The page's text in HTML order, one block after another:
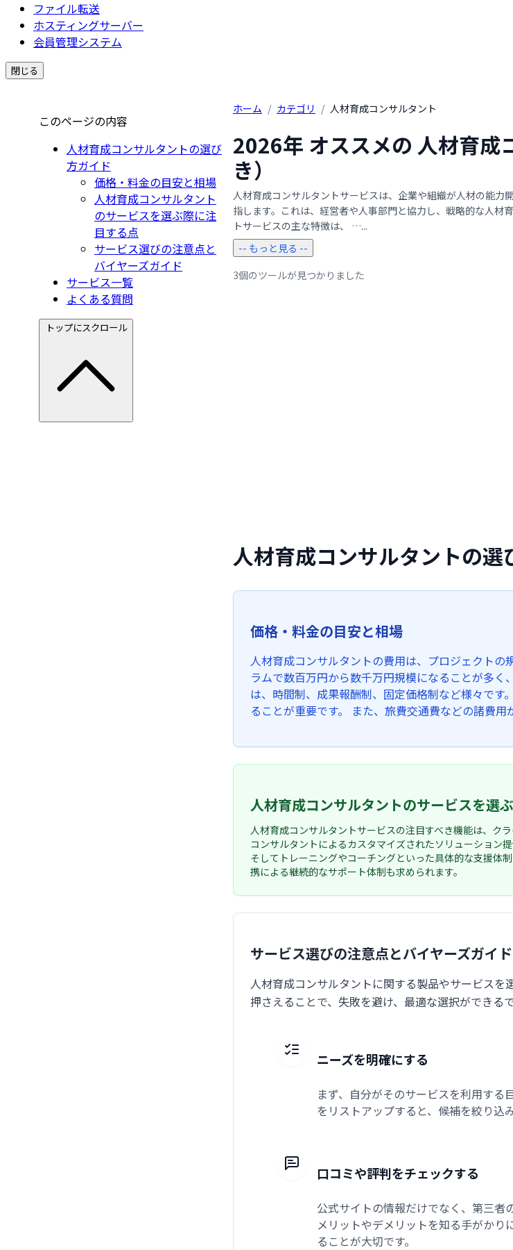
ファイル転送
ホスティングサーバー
会員管理システム
閉じる
このページの内容
人材育成コンサルタントの選び
方ガイド
価格・料金の目安と相場
人材育成コンサルタント
のサービスを選ぶ際に注
目する点
サービス選びの注意点と
バイヤーズガイド
サービス一覧
よくある質問
トップにスクロール
ホーム / カテゴリ / 人材育成コンサルタント
2026年 オススメの 人材育成
き）
人材育成コンサルタントサービスは、企業や組織が人材の能
指します。これは、経営者や人事部門と協力し、戦略的な人
トサービスの主な特徴は、 …...
-- もっと見る --
3個のツールが見つかりました
人材育成コンサルタントの選
価格・料金の目安と相場
人材育成コンサルタントの費用は、プロジェクト
ラムで数百万円から数千万円規模になることが多
は、時間制、成果報酬制、固定価格制など様々で
ることが重要です。 また、旅費交通費などの諸費用
人材育成コンサルタントのサービスを選
人材育成コンサルタントサービスの注目すべき機能は、ク
コンサルタントによるカスタマイズされたソリューション
そしてトレーニングやコーチングといった具体的な支援体
携による継続的なサポート体制も求められます。
サービス選びの注意点とバイヤーズガイド
人材育成コンサルタントに関する製品やサービス
押さえることで、失敗を避け、最適な選択ができるで
ニーズを明確にする
まず、自分がそのサービスを利用す
をリストアップすると、候補を絞り込
口コミや評判をチェックする
公式サイトの情報だけでなく、第三者
メリットやデメリットを知る手がかり
ることが大切です。